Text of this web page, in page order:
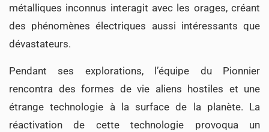
métalliques inconnus interagit avec les orages, créant
des phénomènes électriques aussi intéressants que
dévastateurs.
Pendant ses explorations, l’équipe du Pionnier
rencontra des formes de vie aliens hostiles et une
étrange technologie à la surface de la planète. La
réactivation de cette technologie provoqua un